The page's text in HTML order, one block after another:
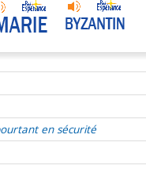
en sécurité